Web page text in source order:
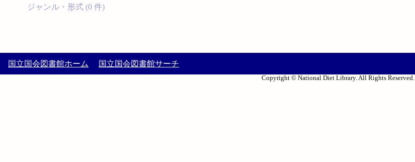
ジャンル・形式 (0 件)
国立国会図書館ホーム 国立国会図書館サーチ
Copyright © National Diet Library. All Rights Reserved.